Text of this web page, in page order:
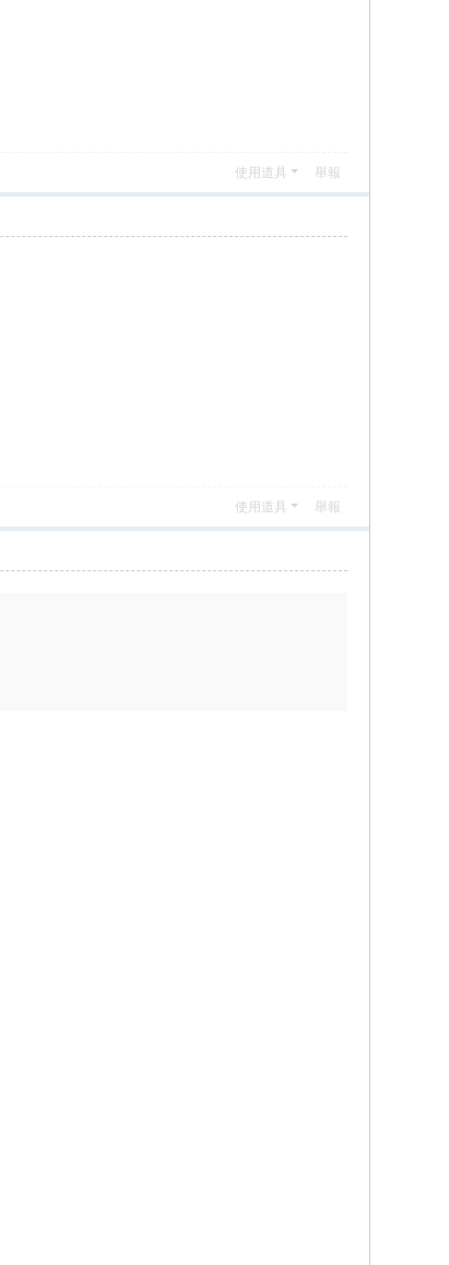
使用道具 舉報
使用道具 舉報